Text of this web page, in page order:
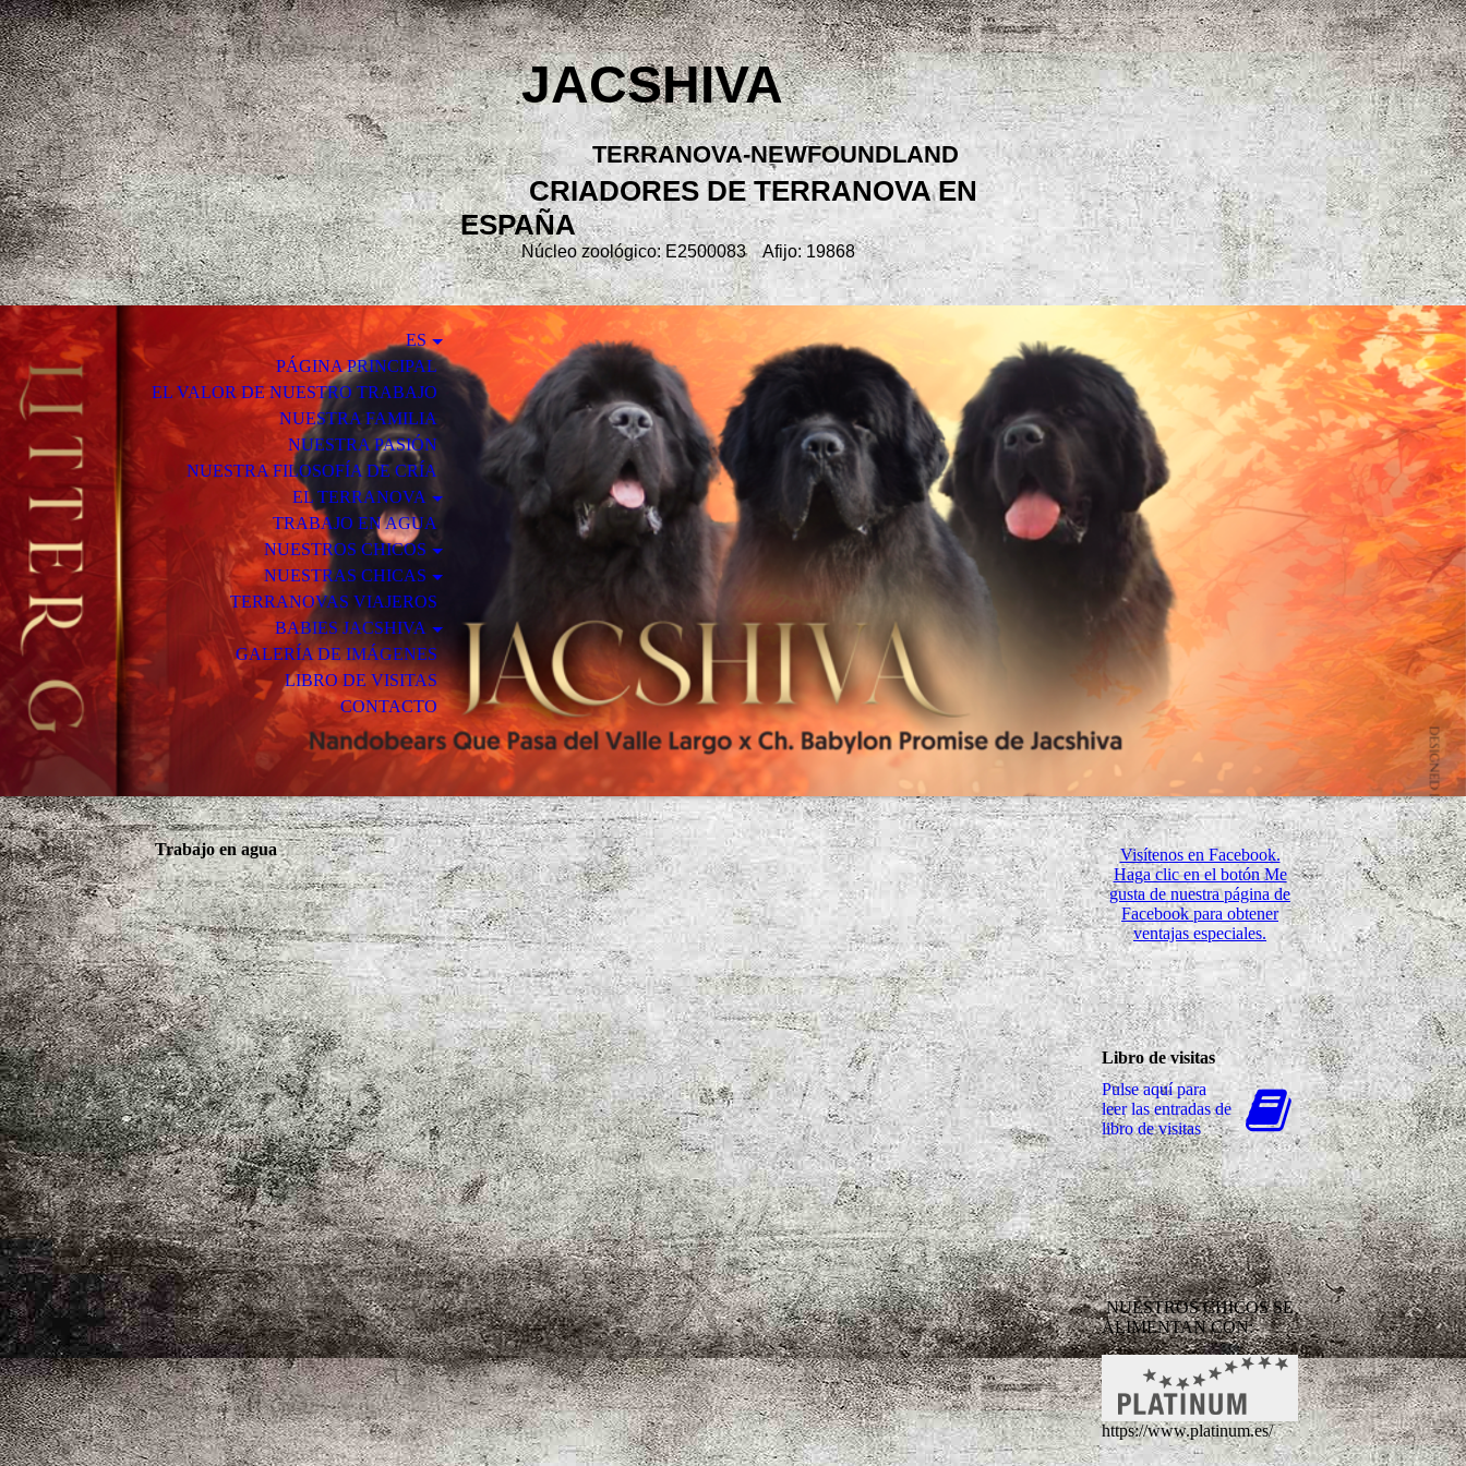
JACSHIVA
TERRANOVA-NEWFOUNDLAND
CRIADORES DE TERRANOVA EN
ESPAÑA
Núcleo zoológico: E2500083 Afijo: 19868
ES
PÁGINA PRINCIPAL
EL VALOR DE NUESTRO TRABAJO
NUESTRA FAMILIA
NUESTRA PASIÓN
NUESTRA FILOSOFÍA DE CRÍA
EL TERRANOVA
TRABAJO EN AGUA
NUESTROS CHICOS
NUESTRAS CHICAS
TERRANOVAS VIAJEROS
BABIES JACSHIVA
GALERÍA DE IMÁGENES
LIBRO DE VISITAS
CONTACTO
Trabajo en agua
Visítenos en Facebook.
Haga clic en el botón Me
gusta de nuestra página de
Facebook para obtener
ventajas especiales.
Libro de visitas
Pulse aquí para
leer las entradas de
libro de visitas
NUESTROS CHICOS SE
ALIMENTAN CON:
https://www.platinum.es/